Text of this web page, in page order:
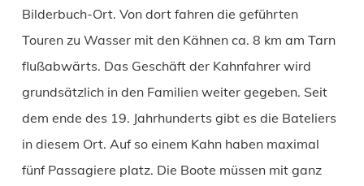
Bilderbuch-Ort. Von dort fahren die geführten
Touren zu Wasser mit den Kähnen ca. 8 km am Tarn
flußabwärts. Das Geschäft der Kahnfahrer wird
grundsätzlich in den Familien weiter gegeben. Seit
dem ende des 19. Jahrhunderts gibt es die Bateliers
in diesem Ort. Auf so einem Kahn haben maximal
fünf Passagiere platz. Die Boote müssen mit ganz